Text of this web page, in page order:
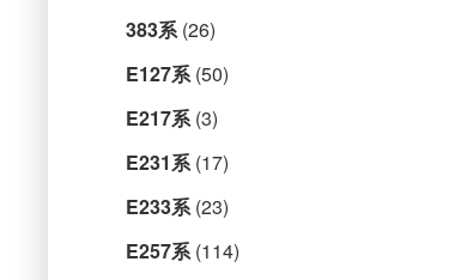
383系(26)
E127系(50)
E217系(3)
E231系(17)
E233系(23)
E257系(114)